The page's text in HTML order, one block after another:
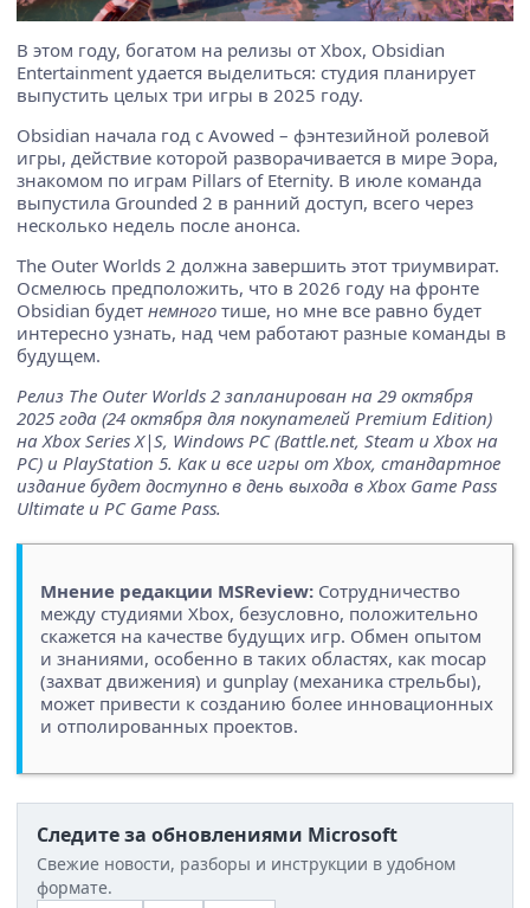
В этом году, богатом на релизы от Xbox, Obsidian
Entertainment удается выделиться: студия планирует
выпустить целых три игры в 2025 году.
Obsidian начала год с Avowed – фэнтезийной ролевой
игры, действие которой разворачивается в мире Эора,
знакомом по играм Pillars of Eternity. В июле команда
выпустила Grounded 2 в ранний доступ, всего через
несколько недель после анонса.
The Outer Worlds 2 должна завершить этот триумвират.
Осмелюсь предположить, что в 2026 году на фронте
Obsidian будет немного тише, но мне все равно будет
интересно узнать, над чем работают разные команды в
будущем.
Релиз The Outer Worlds 2 запланирован на 29 октября
2025 года (24 октября для покупателей Premium Edition)
на Xbox Series X|S, Windows PC (Battle.net, Steam и Xbox на
PC) и PlayStation 5. Как и все игры от Xbox, стандартное
издание будет доступно в день выхода в Xbox Game Pass
Ultimate и PC Game Pass.
Мнение редакции MSReview: Сотрудничество
между студиями Xbox, безусловно, положительно
скажется на качестве будущих игр. Обмен опытом
и знаниями, особенно в таких областях, как mocap
(захват движения) и gunplay (механика стрельбы),
может привести к созданию более инновационных
и отполированных проектов.
Следите за обновлениями Microsoft
Свежие новости, разборы и инструкции в удобном
формате.